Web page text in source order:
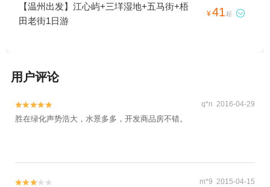
【温州出发】江心屿+三垟湿地+五马街+梧
田老街1日游
¥41 起 
用户评论

 q*n 2016-04-29
胜在绿化声势浩大，水景多多，开发商品房不错。

 m*9 2015-04-15